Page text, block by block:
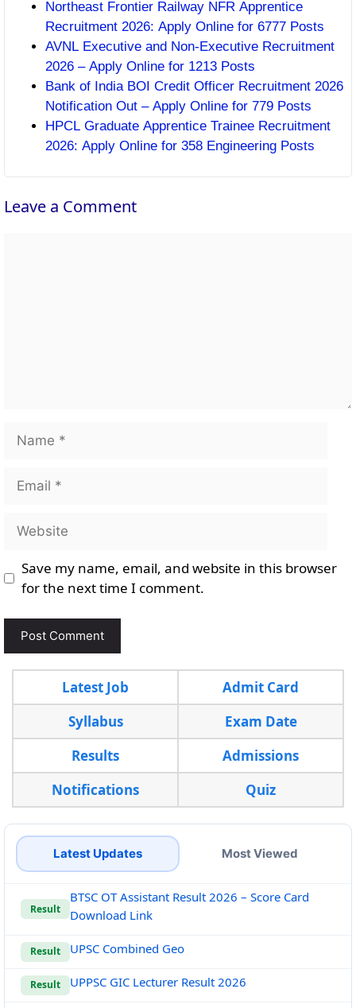
Northeast Frontier Railway NFR Apprentice
Recruitment 2026: Apply Online for 6777 Posts
AVNL Executive and Non-Executive Recruitment
2026 – Apply Online for 1213 Posts
Bank of India BOI Credit Officer Recruitment 2026
Notification Out – Apply Online for 779 Posts
HPCL Graduate Apprentice Trainee Recruitment
2026: Apply Online for 358 Engineering Posts
Leave a Comment
Name
Email
Website
Save my name, email, and website in this browser
for the next time I comment.
Latest Job
Admit Card
Syllabus
Exam Date
Results
Admissions
Notifications
Quiz
Latest Updates Most Viewed
Result
BTSC OT Assistant Result 2026 – Score Card
Download Link
Result UPSC Combined Geo
Result UPPSC GIC Lecturer Result 2026